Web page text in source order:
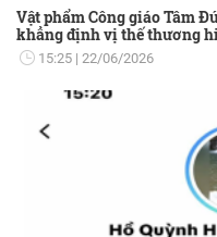
Vật phẩm Công giáo Tâm
khẳng định vị thế thương
15:25 22/06/2026